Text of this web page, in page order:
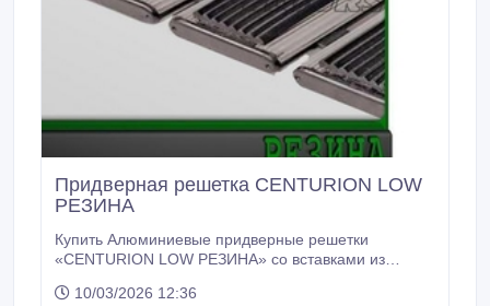
Придверная решетка CENTURION LOW
РЕЗИНА
Купить Алюминиевые придверные решетки
«CENTURION LOW РЕЗИНА» со вставками из
останавливать грязь и мокрый снег на входе в
10/03/2026 12:36